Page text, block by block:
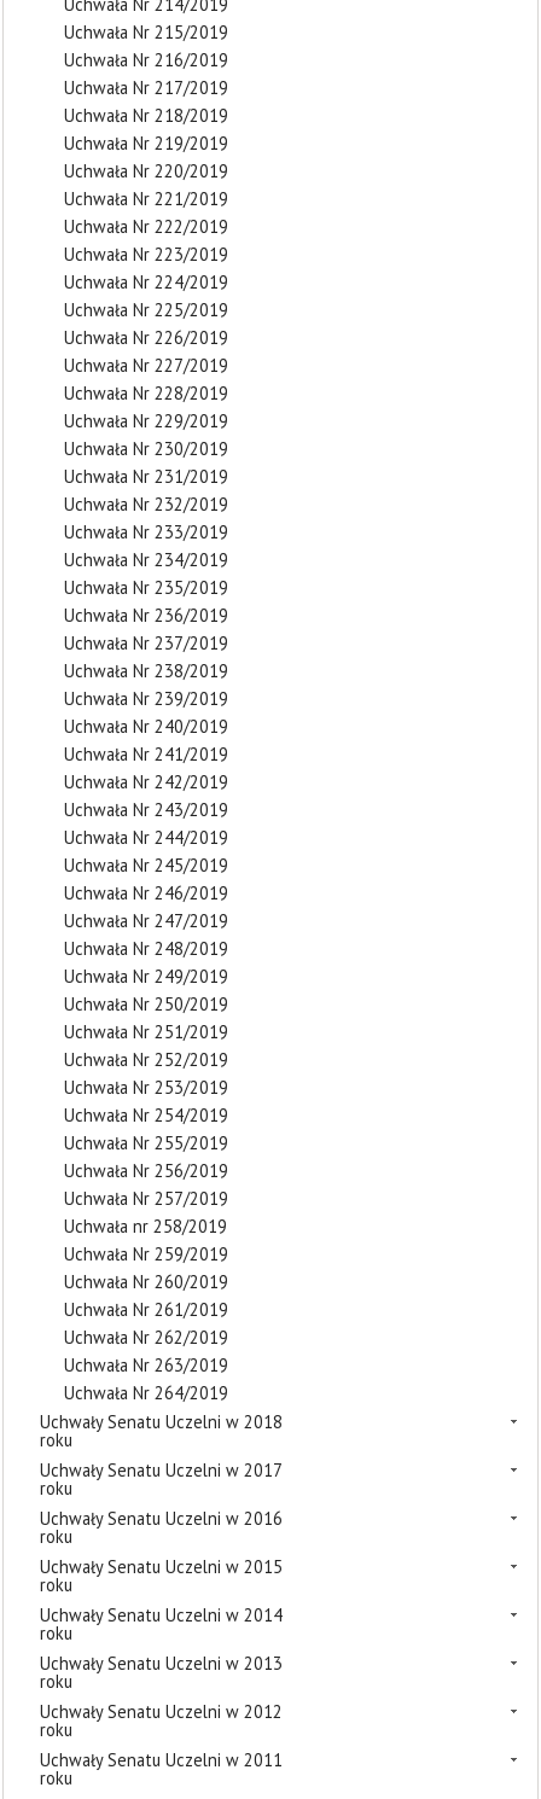
Uchwała Nr 215/2019
Uchwała Nr 216/2019
Uchwała Nr 217/2019
Uchwała Nr 218/2019
Uchwała Nr 219/2019
Uchwała Nr 220/2019
Uchwała Nr 221/2019
Uchwała Nr 222/2019
Uchwała Nr 223/2019
Uchwała Nr 224/2019
Uchwała Nr 225/2019
Uchwała Nr 226/2019
Uchwała Nr 227/2019
Uchwała Nr 228/2019
Uchwała Nr 229/2019
Uchwała Nr 230/2019
Uchwała Nr 231/2019
Uchwała Nr 232/2019
Uchwała Nr 233/2019
Uchwała Nr 234/2019
Uchwała Nr 235/2019
Uchwała Nr 236/2019
Uchwała Nr 237/2019
Uchwała Nr 238/2019
Uchwała Nr 239/2019
Uchwała Nr 240/2019
Uchwała Nr 241/2019
Uchwała Nr 242/2019
Uchwała Nr 243/2019
Uchwała Nr 244/2019
Uchwała Nr 245/2019
Uchwała Nr 246/2019
Uchwała Nr 247/2019
Uchwała Nr 248/2019
Uchwała Nr 249/2019
Uchwała Nr 250/2019
Uchwała Nr 251/2019
Uchwała Nr 252/2019
Uchwała Nr 253/2019
Uchwała Nr 254/2019
Uchwała Nr 255/2019
Uchwała Nr 256/2019
Uchwała Nr 257/2019
Uchwała nr 258/2019
Uchwała Nr 259/2019
Uchwała Nr 260/2019
Uchwała Nr 261/2019
Uchwała Nr 262/2019
Uchwała Nr 263/2019
Uchwała Nr 264/2019
Uchwały Senatu Uczelni w 2018
roku
Uchwały Senatu Uczelni w 2017
roku
Uchwały Senatu Uczelni w 2016
roku
Uchwały Senatu Uczelni w 2015
roku
Uchwały Senatu Uczelni w 2014
roku
Uchwały Senatu Uczelni w 2013
roku
Uchwały Senatu Uczelni w 2012
roku
Uchwały Senatu Uczelni w 2011
roku